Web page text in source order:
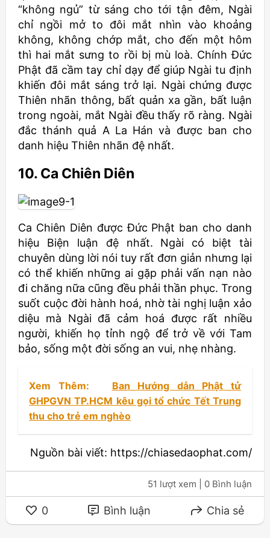
“không ngủ” từ sáng cho tới tận đêm, Ngài
chỉ ngồi mở to đôi mắt nhìn vào khoảng
không, không chớp mắt, cho đến một hôm
thì hai mắt sưng to rồi bị mù loà. Chính Đức
Phật đã cầm tay chỉ dạy để giúp Ngài tu định
khiến đôi mắt sáng trở lại. Ngài chứng được
Thiên nhãn thông, bất quản xa gần, bất luận
trong ngoài, mắt Ngài đều thấy rõ ràng. Ngài
đắc thánh quả A La Hán và được ban cho
danh hiệu Thiên nhãn đệ nhất.
10. Ca Chiên Diên
Ca Chiên Diên được Đức Phật ban cho danh
hiệu Biện luận đệ nhất. Ngài có biệt tài
chuyên dùng lời nói tuy rất đơn giản nhưng lại
có thể khiến những ai gặp phải vấn nạn nào
đi chăng nữa cũng đều phải thần phục. Trong
suốt cuộc đời hành hoá, nhờ tài nghị luận xảo
diệu mà Ngài đã cảm hoá được rất nhiều
người, khiến họ tỉnh ngộ để trở về với Tam
bảo, sống một đời sống an vui, nhẹ nhàng.
Xem Thêm:
Ban Hướng dẫn Phật tử
GHPGVN TP.HCM kêu gọi tổ chức Tết Trung
thu cho trẻ em nghèo
Nguồn bài viết: https://chiasedaophat.com/
51 lượt xem | 0 Bình luận
0 Bình luận Chia sẻ